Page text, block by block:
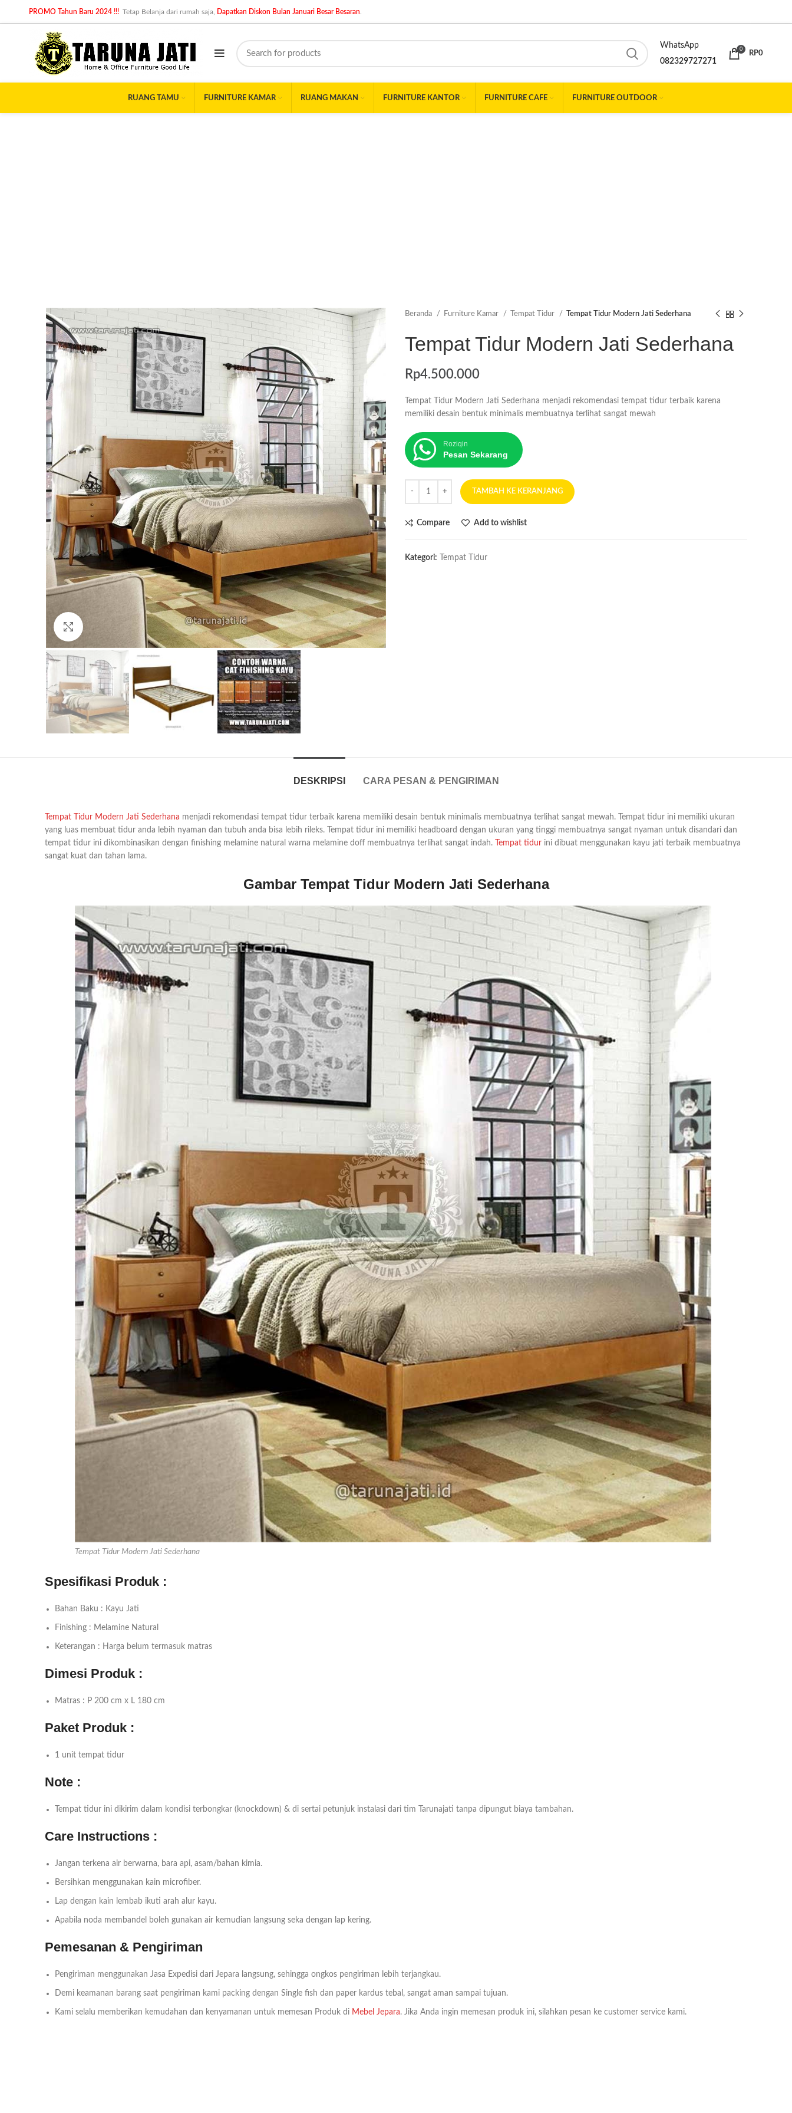
PROMO Tahun Baru 2024 !!! Tetap Belanja dari rumah saja, Dapatkan Diskon Bulan Januari Besar Besaran
WhatsApp
082329727271
0
RP0
RUANG TAMU FURNITURE KAMAR RUANG MAKAN FURNITURE KANTOR FURNITURE CAFE FURNITURE OUTDOOR
Beranda Furniture Kamar Tempat Tidur Tempat Tidur Modern Jati Sederhana
Tempat Tidur Modern Jati Sederhana
Rp4.500.000
Tempat Tidur Modern Jati Sederhana menjadi rekomendasi tempat tidur terbaik karena
memiliki desain bentuk minimalis membuatnya terlihat sangat mewah
Roziqin
Pesan Sekarang
TAMBAH KE KERANJANG
Compare Add to wishlist
Kategori: Tempat Tidur
DESKRIPSI CARA PESAN & PENGIRIMAN
Tempat Tidur Modern Jati Sederhana menjadi rekomendasi tempat tidur terbaik karena memiliki desain bentuk minimalis membuatnya terlihat sangat mewah. Tempat tidur ini memiliki ukuran
yang luas membuat tidur anda lebih nyaman dan tubuh anda bisa lebih rileks. Tempat tidur ini memiliki headboard dengan ukuran yang tinggi membuatnya sangat nyaman untuk disandari dan
tempat tidur ini dikombinasikan dengan finishing melamine natural warna melamine doff membuatnya terlihat sangat indah.
Tempat tidur ini dibuat menggunakan kayu jati terbaik membuatnya
sangat kuat dan tahan lama.
Gambar Tempat Tidur Modern Jati Sederhana
Tempat Tidur Modern Jati Sederhana
Spesifikasi Produk :
Bahan Baku : Kayu Jati
Finishing : Melamine Natural
Keterangan : Harga belum termasuk matras
Dimesi Produk :
Matras : P 200 cm x L 180 cm
Paket Produk :
1 unit tempat tidur
Note :
Tempat tidur ini dikirim dalam kondisi terbongkar (knockdown) & di sertai petunjuk instalasi dari tim Tarunajati tanpa dipungut biaya tambahan.
Care Instructions :
Jangan terkena air berwarna, bara api, asam/bahan kimia.
Bersihkan menggunakan kain microfiber.
Lap dengan kain lembab ikuti arah alur kayu.
Apabila noda membandel boleh gunakan air kemudian langsung seka dengan lap kering.
Pemesanan & Pengiriman
Pengiriman menggunakan Jasa Expedisi dari Jepara langsung, sehingga ongkos pengiriman lebih terjangkau.
Demi keamanan barang saat pengiriman kami packing dengan Single fish dan paper kardus tebal, sangat aman sampai tujuan.
Kami selalu memberikan kemudahan dan kenyamanan untuk memesan Produk di Mebel Jepara. Jika Anda ingin memesan produk ini, silahkan pesan ke customer service kami.